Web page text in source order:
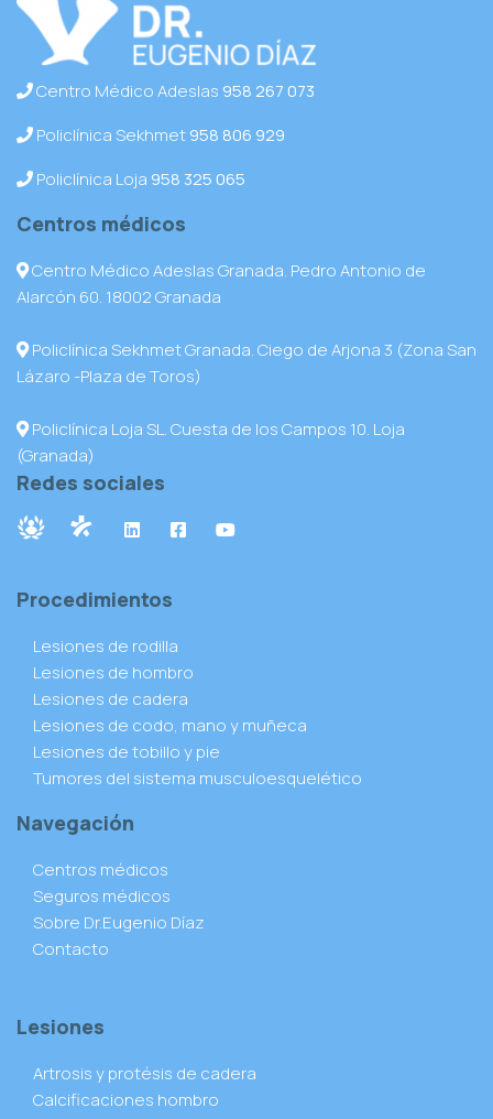
Centro Médico Adeslas 958 267 073
Policlínica Sekhmet958 806 929
Policlínica Loja 958 325 065
Centros médicos
Centro Médico Adeslas Granada. Pedro Antonio de
Alarcón 60. 18002 Granada
Policlínica Sekhmet Granada. Ciego de Arjona 3 (Zona San
Lázaro -Plaza de Toros)
Policlínica Loja SL. Cuesta de los Campos 10. Loja
(Granada)
Redes sociales
Procedimientos
Lesiones de rodilla
Lesiones de hombro
Lesiones de cadera
Lesiones de codo, mano y muñeca
Lesiones de tobillo y pie
Tumores del sistema musculoesquelético
Navegación
Centros médicos
Seguros médicos
Sobre Dr.Eugenio Díaz
Contacto
Lesiones
Artrosis y protésis de cadera
Calcificaciones hombro